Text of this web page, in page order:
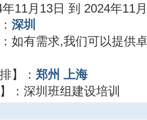
年11月13日 到 2024年11
深圳
如有需求,我们可以提供
】： 郑州 上海
： 深圳班组建设培训